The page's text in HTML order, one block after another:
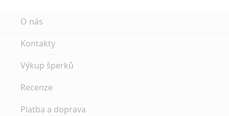
O nás
Kontakty
Výkup šperků
Recenze
Platba a doprava